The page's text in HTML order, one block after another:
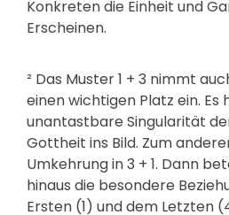
Konkreten die Einheit und
Erscheinen.
² Das Muster 1 + 3 nimmt
einen wichtigen Platz ein. Es
unantastbare Singularität
Gottheit ins Bild. Zum
Umkehrung in 3 + 1. Dann
hinaus die besondere
Ersten (1) und dem Letzten